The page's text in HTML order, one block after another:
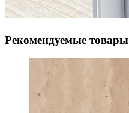
Рекомендуемые товары